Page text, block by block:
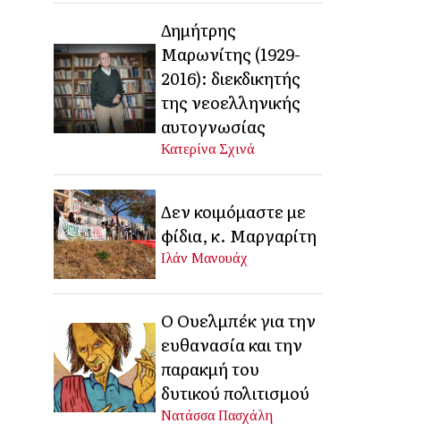
Δημήτρης
Μαρωνίτης (1929-
2016): διεκδικητής
της νεοελληνικής
αυτογνωσίας
Κατερίνα Σχινά
Δεν κοιμόμαστε με
φίδια, κ. Μαργαρίτη
Ιλάν Μανουάχ
Ο Ουελμπέκ για την
ευθανασία και την
παρακμή του
δυτικού πολιτισμού
Νατάσσα Πασχάλη